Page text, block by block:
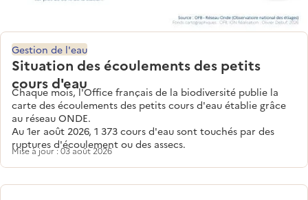
Situation des écoulements des petits
cours d'eau
Gestion de l'eau
Chaque mois, l'Office français de la biodiversité publie la
carte des écoulements des petits cours d'eau établie grâce
au réseau ONDE.
Au 1er août 2026, 1 373 cours d'eau sont touchés par des
ruptures d'écoulement ou des assecs.
Mise à jour : 03 août 2026